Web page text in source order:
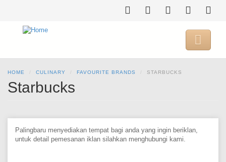

HOME CULINARY FAVOURITE BRANDS STARBUCKS
Starbucks
Palingbaru menyediakan tempat bagi anda yang ingin beriklan,
untuk detail pemesanan iklan silahkan menghubungi kami.